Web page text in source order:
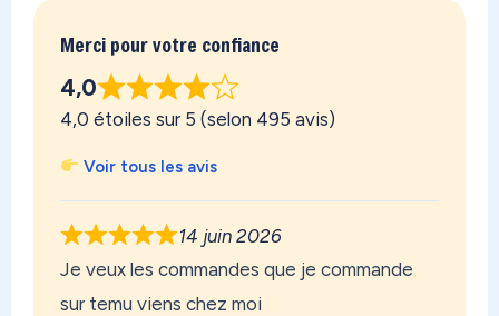
Merci pour votre confiance
4,0
4,0 étoiles sur 5 (selon 495 avis)
Voir tous les avis
14 juin 2026
Je veux les commandes que je commande
sur temu viens chez moi